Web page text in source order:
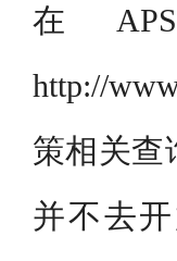
在
http://
策相关查
并不去